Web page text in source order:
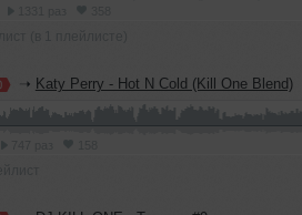
➝ Katy Perry - Hot N Cold (Kill One Blend)